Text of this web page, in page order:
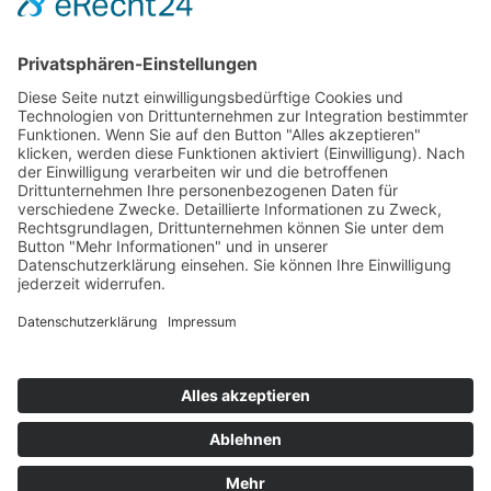
Impressum
AGB
Cookie-Einstellungen
Werbe-Einwilligungen